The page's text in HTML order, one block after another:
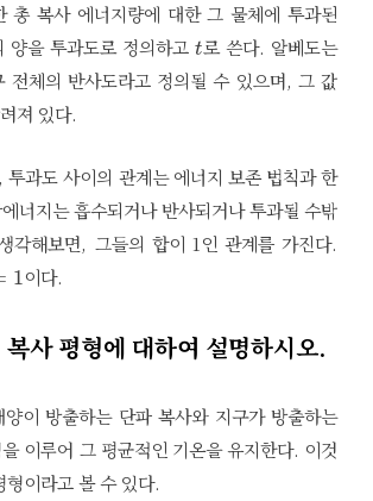
총 복사 에너지량에 대한 그 물체에 투과된
양을 투과도로 정의하고
t
로 쓴다. 알베도는
전체의 반사도라고 정의될 수 있으며, 그 값
져 있다.
투과도 사이의 관계는 에너지 보존 법칙과 한
너지는 흡수되거나 반사되거나 투과될 수밖
각해보면, 그들의 합이 1인 관계를 가진다.
이다.
사 평형에 대하여 설명하시오.
이 방출하는 단파 복사와 지구가 방출하는
이루어 그 평균적인 기온을 유지한다. 이것
이라고 볼 수 있다.